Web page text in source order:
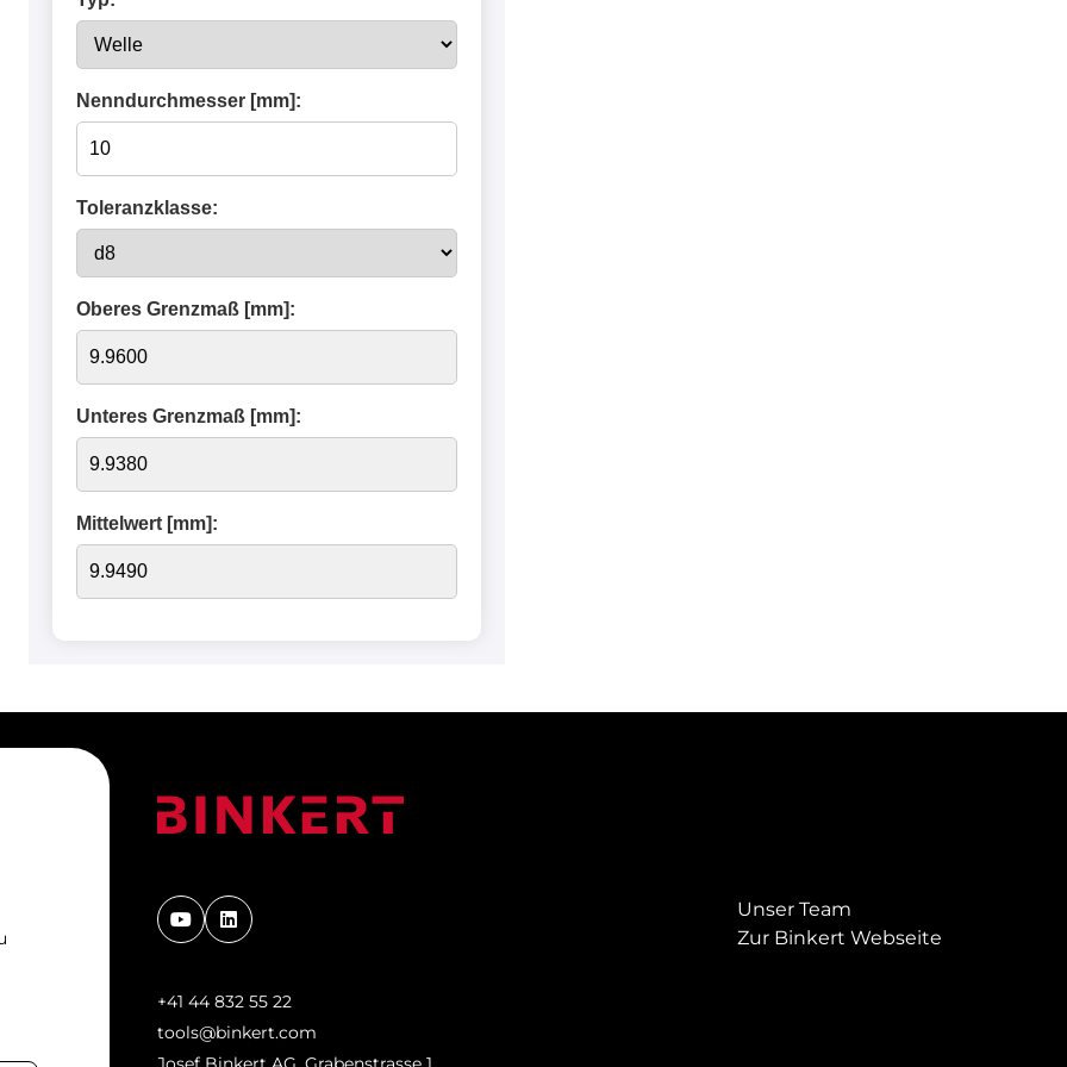
Nenndurchmesser [mm]:
Toleranzklasse:
Oberes Grenzmaß [mm]:
Unteres Grenzmaß [mm]:
Mittelwert [mm]:
+41 44 832 55 22
tools@binkert.com
Unser Team
Zur Binkert Webseite